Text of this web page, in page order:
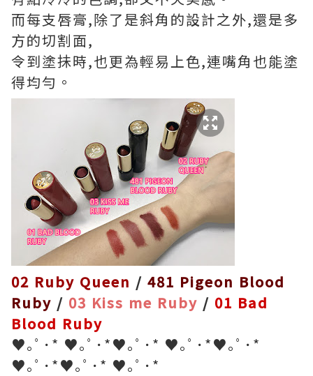
而每支唇膏,除了是斜角的設計之外,還是多
方的切割面,
令到塗抺時,也更為輕易上色,連嘴角也能塗
得均勻。
02 Ruby Queen / 481 Pigeon Blood
Ruby / 03 Kiss me Ruby / 01 Bad
Blood Ruby
♥｡ﾟ･* ♥｡ﾟ･*♥｡ﾟ･* ♥｡ﾟ･*♥｡ﾟ･*
♥｡ﾟ･*♥｡ﾟ･* ♥｡ﾟ･*